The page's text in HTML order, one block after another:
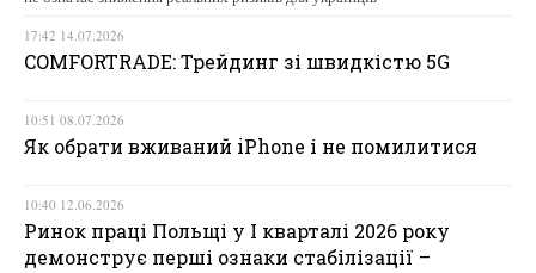
17:42 14.07.2026
COMFORTRADE: Трейдинг зі швидкістю 5G
10:51 08.07.2026
Як обрати вживаний iPhone і не помилитися
10:40 12.06.2026
Ринок праці Польщі у І кварталі 2026 року
демонструє перші ознаки стабілізації –